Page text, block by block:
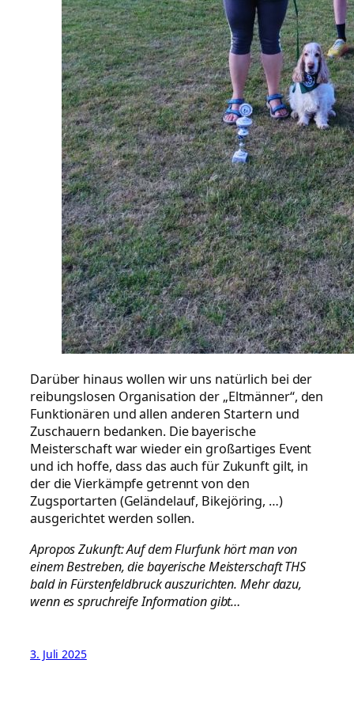
Darüber hinaus wollen wir uns natürlich bei der
reibungslosen Organisation der „Eltmänner“, den
Funktionären und allen anderen Startern und
Zuschauern bedanken. Die bayerische
Meisterschaft war wieder ein großartiges Event
und ich hoffe, dass das auch für Zukunft gilt, in
der die Vierkämpfe getrennt von den
Zugsportarten (Geländelauf, Bikejöring, …)
ausgerichtet werden sollen.
Apropos Zukunft: Auf dem Flurfunk hört man von
einem Bestreben, die bayerische Meisterschaft THS
bald in Fürstenfeldbruck auszurichten. Mehr dazu,
wenn es spruchreife Information gibt…
3. Juli 2025